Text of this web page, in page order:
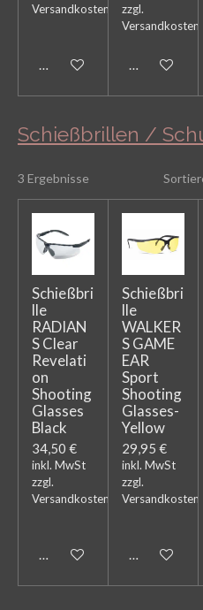
Versandkosten
In den Warenkorb
zzgl.
Versandkosten
In den
Schießbrillen /
3 Ergebnisse
Schießbri
lle
RADIAN
S Clear
Revelati
on
Shooting
Glasses
Black
34,50 €
inkl. MwSt
zzgl.
Versandkosten
In den Warenkorb
Schießbri
lle
WALKER
S GAME
EAR
Sport
Shooting
Glasses-
Yellow
29,95 €
inkl. MwSt
zzgl.
Versandkosten
In den